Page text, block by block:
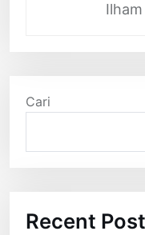
Cari
Recent